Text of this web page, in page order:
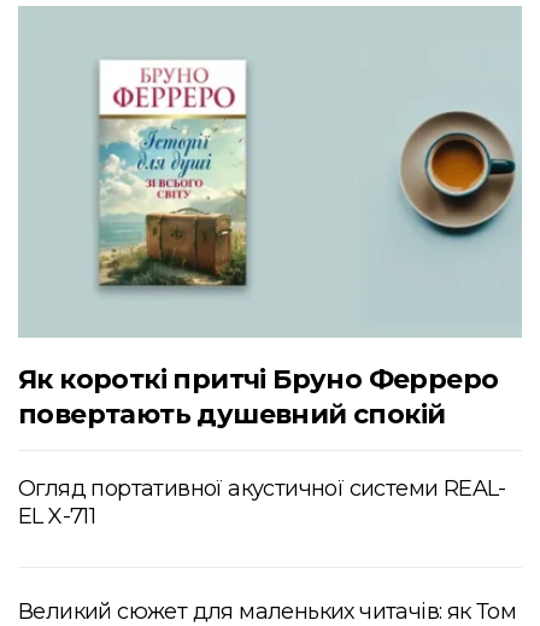
Як короткі притчі Бруно Ферреро
повертають душевний спокій
Огляд портативної акустичної системи REAL-
EL X-711
Великий сюжет для маленьких читачів: як Том